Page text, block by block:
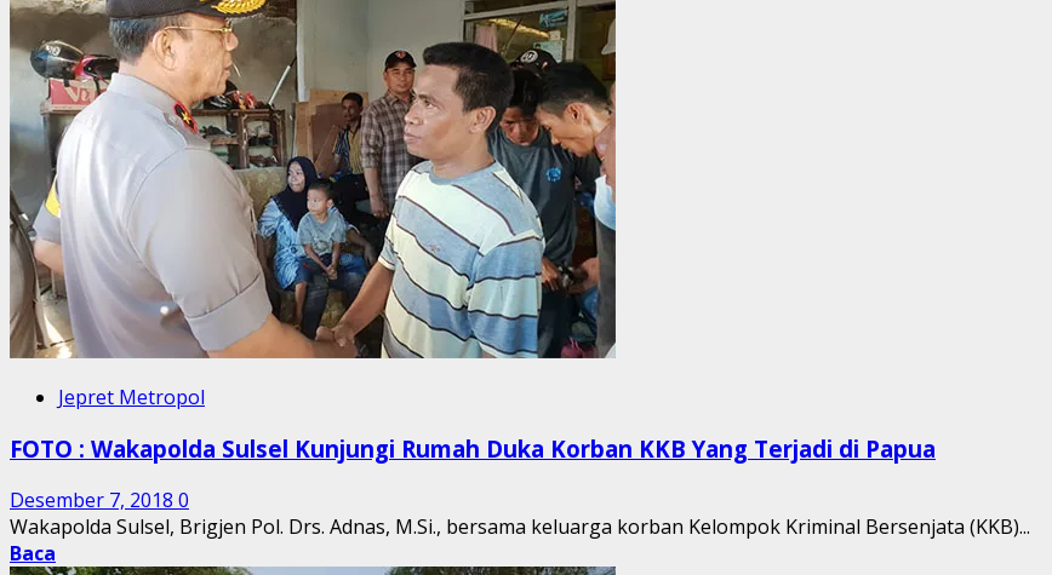
Jepret Metropol
FOTO : Wakapolda Sulsel Kunjungi Rumah Duka Korban KKB Yang Terjadi di Papua
Desember 7, 2018 0
Wakapolda Sulsel, Brigjen Pol. Drs. Adnas, M.Si., bersama keluarga korban Kelompok Kriminal Bersenjata (KKB)...
Baca